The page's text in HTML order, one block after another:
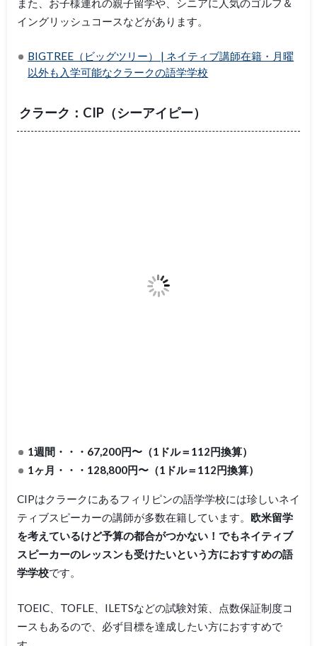
また、お子様連れの親子留学や、シニアに人気のゴルフ＆
イングリッシュコースなどがあります。
BIGTREE（ビッグツリー） | ネイティブ講師在籍・月曜
以外も入学可能なクラークの語学学校
クラーク：CIP（シーアイピー）
1週間・・・67,200円〜（1ドル＝112円換算）
1ヶ月・・・128,800円〜（1ドル＝112円換算）
CIPはクラークにあるフィリピンの語学学校には珍しいネイ
ティブスピーカーの講師が多数在籍しています。 欧米留学
を考えているけど予算の都合がつかない！でもネイティブ
スピーカーのレッスンも受けたいという方におすすめの語
学学校です。
TOEIC、TOFLE、ILETSなどの試験対策、点数保証制度コ
ースもあるので、必ず目標を達成したい方におすすめで